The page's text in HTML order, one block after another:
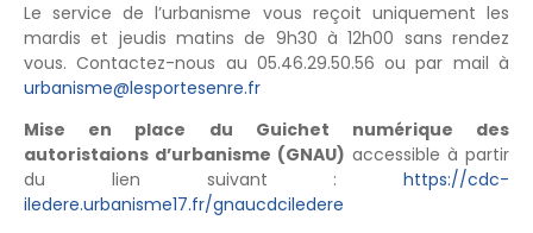
Le service de l’urbanisme vous reçoit uniquement les
mardis et jeudis matins de 9h30 à 12h00 sans rendez
vous. Contactez-nous au 05.46.29.50.56 ou par mail à
urbanisme@lesportesenre.fr
Mise en place du Guichet numérique des
autoristaions d’urbanisme (GNAU) accessible à partir
du lien suivant : https://cdc-
iledere.urbanisme17.fr/gnaucdciledere